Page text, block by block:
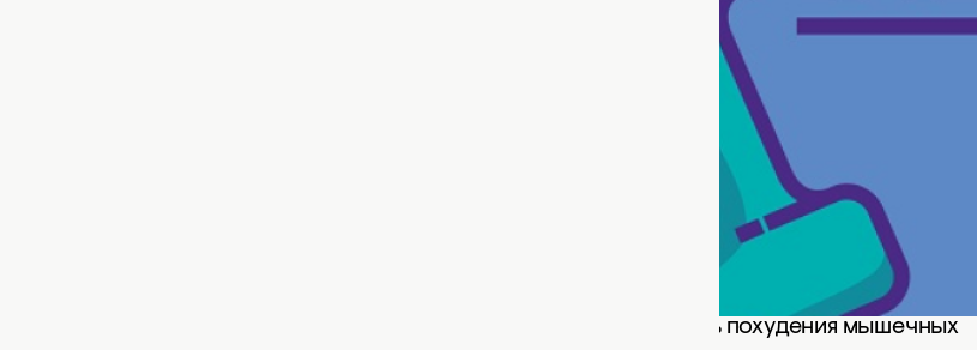
Когда человек принимает решение заниматься фитнесом, как правило, он
преследует вполне конкретные цели. Это может быть похудение,
наращивание мышечной массы, коррекция форм или общее укрепление
организма. Чтобы достичь той или иной цели — только тренировок
недостаточно, немаловажную роль играет и спортивное питание (рацион
Если при физических занятиях вы получаете недостаточное количество
правильных калорий, организм истощается, начинаются проблемы со
здоровьем. Если вы теряете вес, то нельзя допустить похудения мышечных